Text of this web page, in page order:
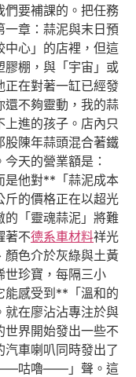
們要補課的。把任務
一章：蒜泥與末日預
中心」的店裡，但這
膠棚，與「宇宙」或
正在對著一缸已經發
還不夠靈動，我的蒜
進的孩子。店內只
股陳年蒜頭混合著鐵
天的營業額是：
是他對**「蒜泥成本
的價格正在以超光
的「靈魂蒜泥」將難
著不德系車材料祥光
顏色介於灰綠與土黃
世珍寶，每隔三小
能感受到**「溫和的
在廖沾沾專注於與
世界開始發出一些不
車喇叭同時發出了
——咕嚕——」聲。這